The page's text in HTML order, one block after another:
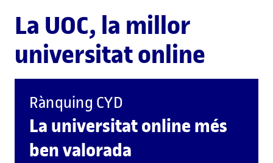
La UOC, la millor
universitat online
Rànquing CYD
La universitat online més
ben valorada